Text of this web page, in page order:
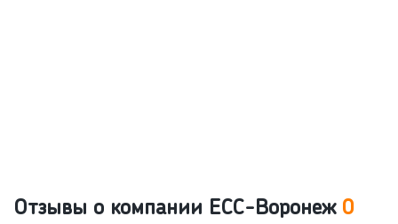
Отзывы о компании ЕСС-Воронеж 0